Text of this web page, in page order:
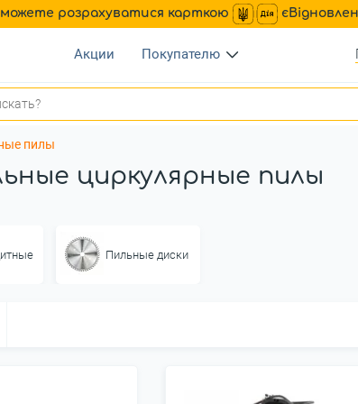
розрахуватися карткою
Акции Покупателю
пилы
циркулярные пилы
Пильные диски